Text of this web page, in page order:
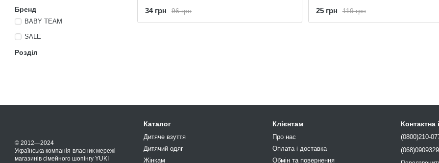
96 грн
34 грн 119 грн
25 грн
Бренд
BABY TEAM
SALE
Розділ
© 2012—2024
Українська компанія-власник мережі
магазинів сімейного шопінгу YUKI
Каталог
Дитяче взуття
Дитячий одяг
Жінкам
Клієнтам
Про нас
Оплата і доставка
Обмін та повернення
Контактна
(0800)210-
(068)0909329